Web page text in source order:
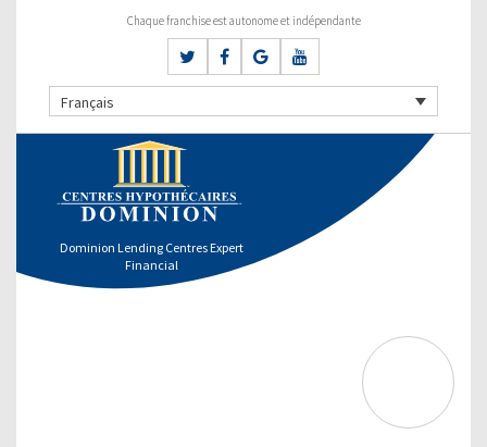
Chaque franchise est autonome et indépendante
Français
Dominion Lending Centres Expert
Financial